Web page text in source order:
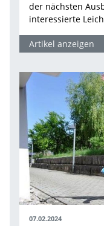
der nächsten
interessierte
Artikel anzeigen
07.02.2024